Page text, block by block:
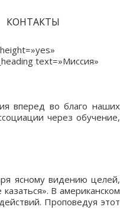
КОНТАКТЫ
text=»Миссия»
вперед во благо наших
через обучение,
ясному видению целей,
В американском
Проповедуя этот